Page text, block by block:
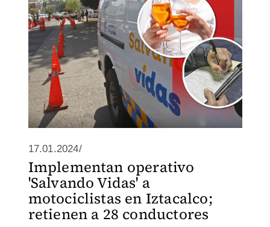
17.01.2024/
Implementan operativo
'Salvando Vidas' a
motociclistas en Iztacalco;
retienen a 28 conductores